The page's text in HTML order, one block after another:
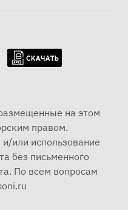
на этом
правом.
или использование
без письменного
По всем вопросам